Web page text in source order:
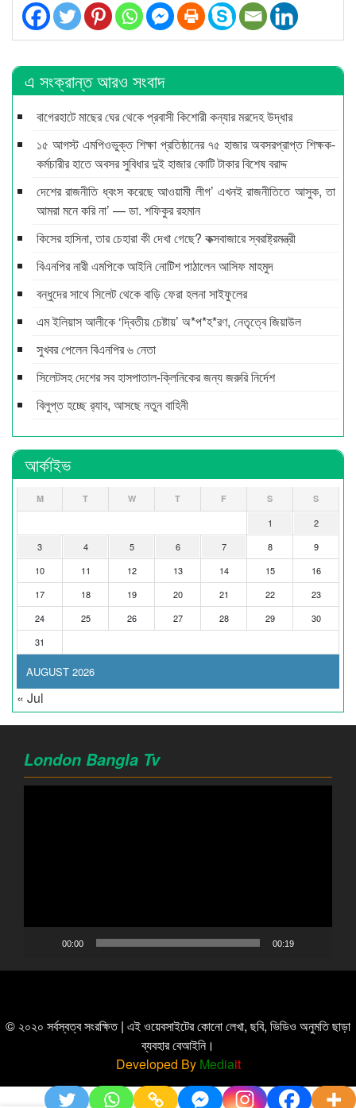
এ সংক্রান্ত আরও সংবাদ
বাগেরহাটে মাছের ঘের থেকে প্রবাসী কিশোরী কন্যার মরদেহ উদ্ধার
১৫ আগস্ট এমপিওভুক্ত শিক্ষা প্রতিষ্ঠানের ৭৫ হাজার অবসরপ্রাপ্ত শিক্ষক-
কর্মচারীর হাতে অবসর সুবিধার দুই হাজার কোটি টাকার বিশেষ বরাদ্দ
দেশের রাজনীতি ধ্বংস করেছে আওয়ামী লীগ’ এখনই রাজনীতিতে আসুক, তা
আমরা মনে করি না’ — ডা. শফিকুর রহমান
কিসের হাসিনা, তার চেহারা কী দেখা গেছে? কক্সবাজারে স্বরাষ্ট্রমন্ত্রী
বিএনপির নারী এমপিকে আইনি নোটিশ পাঠালেন আসিফ মাহমুদ
বন্ধুদের সাথে সিলেট থেকে বাড়ি ফেরা হলনা সাইফুলের
এম ইলিয়াস আলীকে ‘দ্বিতীয় চেষ্টায়’ অ*প*হ*রণ, নেতৃত্বে জিয়াউল
সুখবর পেলেন বিএনপির ৬ নেতা
সিলেটসহ দেশের সব হাসপাতাল-ক্লিনিকের জন্য জরুরি নির্দেশ
বিলুপ্ত হচ্ছে র‍্যাব, আসছে নতুন বাহিনী
আর্কাইভ
AUGUST 2026
M T W T F S S
1
2
3
4 5 6 7 8
9
10
11 12 13 14 15
16
17
18 19 20 21 22
23
24
25 26 27 28 29
30
31
« Jul
London Bangla Tv
00:00 00:19
© ২০২০ সর্বস্বত্ব সংরক্ষিত | এই ওয়েবসাইটের কোনো লেখা, ছবি, ভিডিও অনুমতি ছাড়া
ব্যবহার বেআইনি।
Developed By Mediait